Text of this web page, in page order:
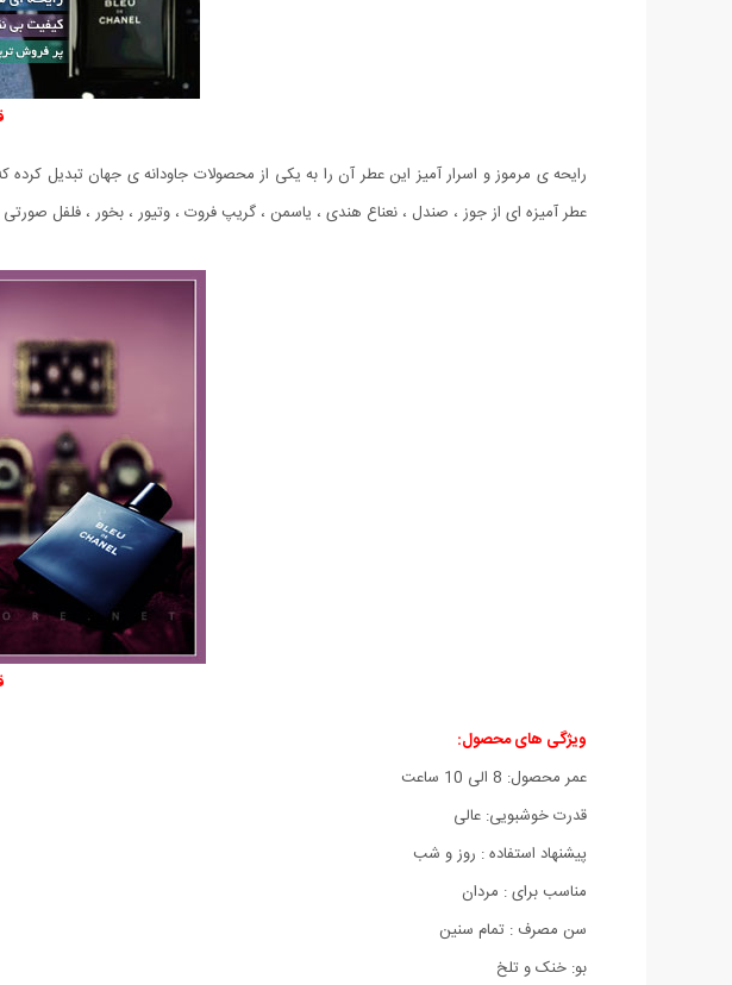
رایحه ی مرموز و اسرار آمیز این عطر آن را به یکی از محصولات جاودانه ی جهان تبدیل
عطر آمیزه ای از جوز ، صندل ، نعناع هندی ، یاسمن ، گریپ فروت ، وتیور ، بخور ، فلفل
ویژگی های محصول:
عمر محصول: 8 الی 10 ساعت
قدرت خوشبویی: عالی
پیشنهاد استفاده : روز و شب
مناسب برای : مردان
سن مصرف : تمام سنین
بو: خنک و تلخ